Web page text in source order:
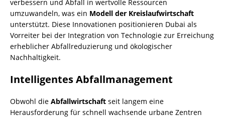
verbessern und Abfall in wertvolle Ressourcen
umzuwandeln, was ein Modell der Kreislaufwirtschaft
unterstützt. Diese Innovationen positionieren Dubai als
Vorreiter bei der Integration von Technologie zur Erreichung
erheblicher Abfallreduzierung und ökologischer
Nachhaltigkeit.
Intelligentes Abfallmanagement
Obwohl die Abfallwirtschaft seit langem eine
Herausforderung für schnell wachsende urbane Zentren